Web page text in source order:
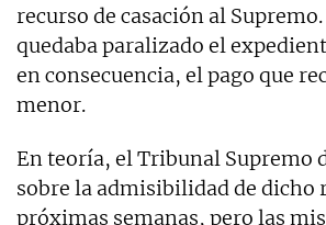
recurso de casación al
quedaba paralizado el
en consecuencia, el pago que
menor.
En teoría, el Tribunal Supremo
sobre la admisibilidad de dicho
próximas semanas, pero las